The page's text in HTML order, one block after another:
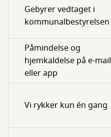
Gebyrer vedtaget i
kommunalbestyrelsen
Påmindelse og
hjemkaldelse på e-mail
eller app
Vi rykker kun én gang